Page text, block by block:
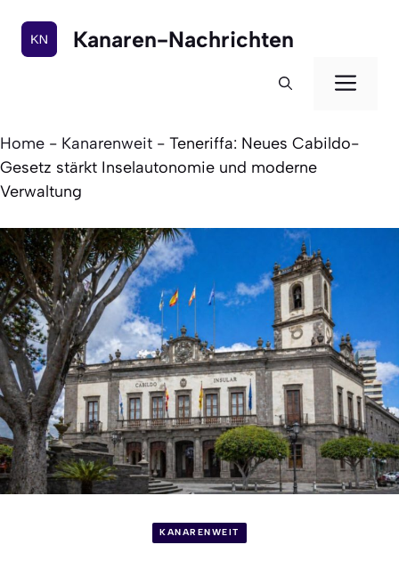
Inhalt
springen
Kanaren-Nachrichten
Home - Kanarenweit - Teneriffa: Neues Cabildo-
Gesetz stärkt Inselautonomie und moderne
Verwaltung
KANARENWEIT